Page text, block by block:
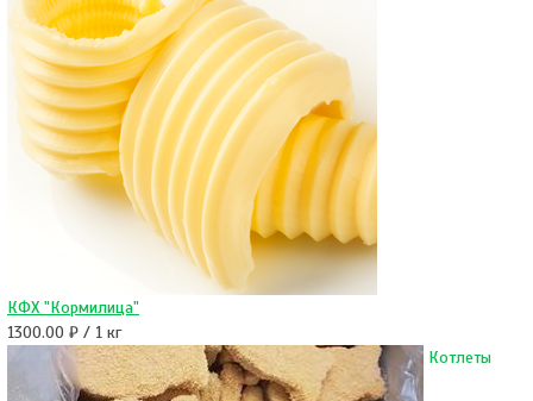
КФХ "Кормилица"
1300.00 ₽ / 1 кг
Котлеты